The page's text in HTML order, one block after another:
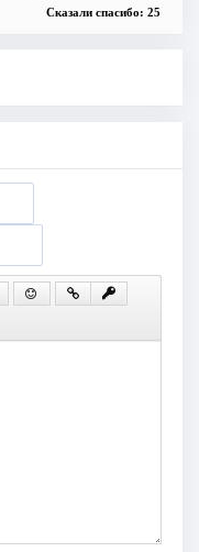
Сказали спасибо: 25